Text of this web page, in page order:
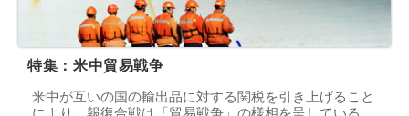
特集：米中貿易戦争
米中が互いの国の輸出品に対する関税を引き上げること